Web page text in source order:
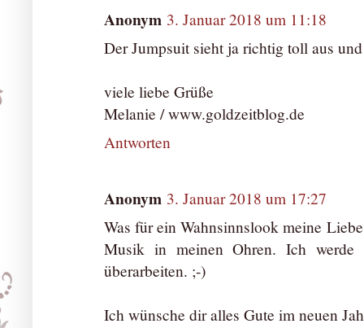
Anonym 3. Januar 2018 um 11:18
Der Jumpsuit sieht ja richtig toll aus
viele liebe Grüße
Melanie / www.goldzeitblog.de
Antworten
Anonym 3. Januar 2018 um 17:27
Was für ein Wahnsinnslook meine
Musik in meinen Ohren. Ich werde
überarbeiten. ;-)
Ich wünsche dir alles Gute im neuen